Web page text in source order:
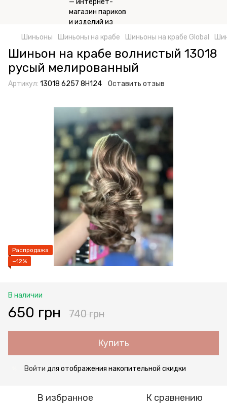
Шиньоны Шиньоны на крабе Шиньоны на крабе Global
Шиньон на крабе волнистый 13018
русый мелированный
Артикул: 13018 6257 8H124 Оставить отзыв
Распродажа
−12%
В наличии
650 грн 740 грн
Купить
Войти для отображения накопительной скидки
В избранное К сравнению